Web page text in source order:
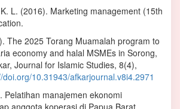
L. (2016). Marketing management (15th
The 2025 Torang Muamalah program to
economy and halal MSMEs in Sorong,
Journal for Islamic Studies, 8(4),
doi.org/10.31943/afkarjournal.v8i4.2971
Pelatihan manajemen ekonomi